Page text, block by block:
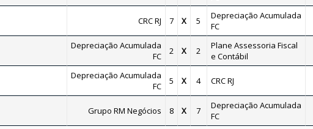
CRC RJ 7 X 5
Depreciação Acumulada
FC
Depreciação Acumulada
FC
2 X 2
Plane Assessoria Fiscal
e Contábil
Depreciação Acumulada
FC
5 X 4 CRC RJ
Grupo RM Negócios 8 X 7
Depreciação Acumulada
FC